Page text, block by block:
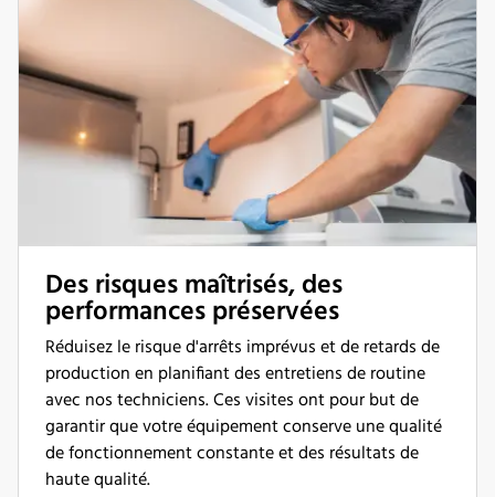
Des risques maîtrisés, des
performances préservées
Réduisez le risque d'arrêts imprévus et de retards de
production en planifiant des entretiens de routine
avec nos techniciens. Ces visites ont pour but de
garantir que votre équipement conserve une qualité
de fonctionnement constante et des résultats de
haute qualité.